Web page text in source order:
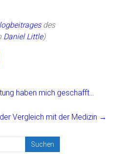
des
Daniel Little)
haben mich geschafft…
Vergleich mit der Medizin →